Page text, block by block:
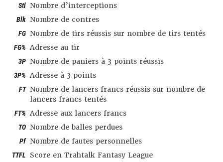
Stl Nombre d’interceptions
Blk Nombre de contres
FG Nombre de tirs réussis sur nombre de tirs tentés
FG% Adresse au tir
3P Nombre de paniers à 3 points réussis
3P% Adresse à 3 points
FT Nombre de lancers francs réussis sur nombre de
lancers francs tentés
FT% Adresse aux lancers francs
TO Nombre de balles perdues
Pf Nombre de fautes personnelles
TTFL Score en Trahtalk Fantasy League